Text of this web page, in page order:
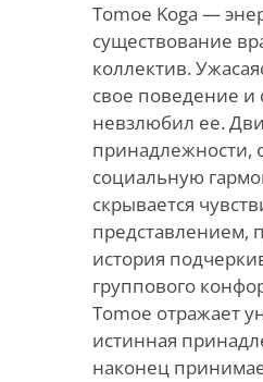
Tomoe Koga —
существование
коллектив.
свое поведение и
невзлюбил ее.
принадлежности,
социальную
скрывается
представлением,
история
группового
Tomoe отражает
истинная
наконец